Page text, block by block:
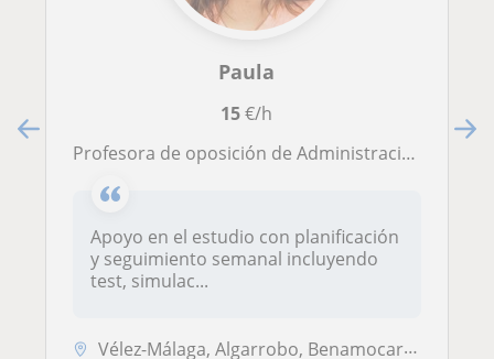
Paula
15€/h
Profesora de oposición de Administración del Estado C1. Clases prácticas con aprobado en A2.
Apoyo en el estudio con planificación
y seguimiento semanal incluyendo
test, simulac...
Vélez-Málaga, Algarrobo, Benamocarra, Iznate